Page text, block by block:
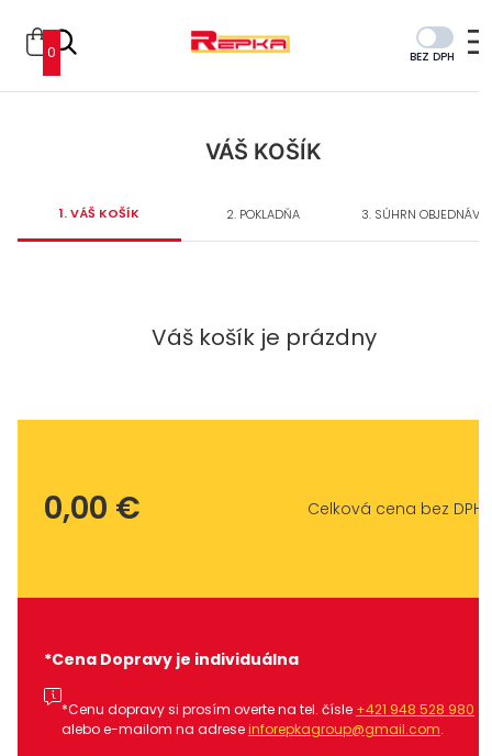
0 BEZ DPH
VÁŠ KOŠÍK
1.VÁŠ KOŠÍK 2. POKLADŇA 3. SÚHRN
Váš košík je prázdny
0,00 € Celková cena bez DPH
*Cena Dopravy je individuálna
*Cenu dopravy si prosím overte na tel. čísle +421 948 528 980
alebo e-mailom na adreseinforepkagroup@gmail.com.